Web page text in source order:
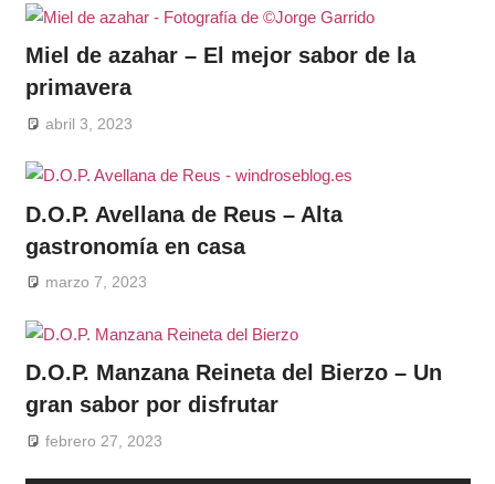
Miel de azahar – El mejor sabor de la
primavera
abril 3, 2023
D.O.P. Avellana de Reus – Alta
gastronomía en casa
marzo 7, 2023
D.O.P. Manzana Reineta del Bierzo – Un
gran sabor por disfrutar
febrero 27, 2023